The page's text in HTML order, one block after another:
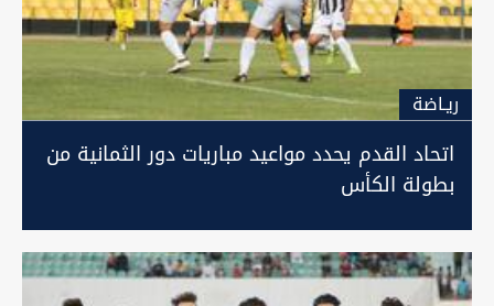
ريـاضة
اتحاد القدم يحدد مواعيد مباريات دور الثمانية من
بطولة الكأس